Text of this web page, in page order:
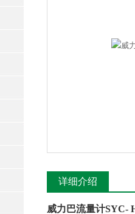
详细介绍
威力巴流量计SYC-